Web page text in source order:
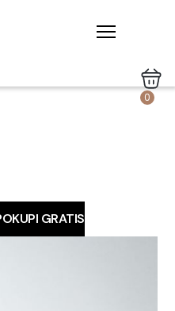
0
GRATIS